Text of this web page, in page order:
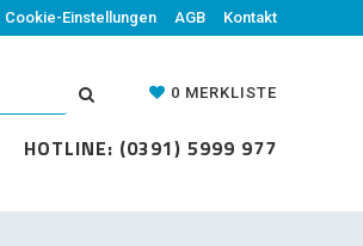
Cookie-Einstellungen AGB Kontakt
0 MERKLISTE
HOTLINE: (0391) 5999 977